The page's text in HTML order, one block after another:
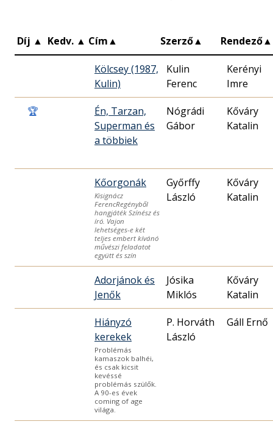
Díj ▲ Kedv. ▲ Cím▲ Szerző▲ Rendező▲
Kölcsey (1987,
Kulin)
Kulin
Ferenc
Kerényi
Imre
🏆
Én, Tarzan,
Superman és
a többiek
Nógrádi
Gábor
Kőváry
Katalin
Kőorgonák
Kisignácz
FerencRegényből
hangjáték Színész és
író. Vajon
lehetséges-e két
teljes embert kívánó
művészi feladatot
együtt és szín
Győrffy
László
Kőváry
Katalin
Adorjánok és
Jenők
Jósika
Miklós
Kőváry
Katalin
Hiányzó
kerekek
Problémás
kamaszok balhéi,
és csak kicsit
kevéssé
problémás szülők.
A 90-es évek
coming of age
világa.
P. Horváth
László
Gáll Ernő